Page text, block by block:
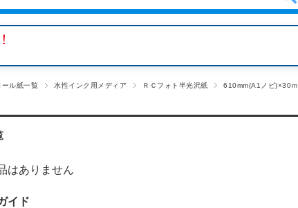
ール紙一覧 水性インク用メディア ＲＣフォト半光沢紙 610mm(A1ノビ)×30ｍ
はありません
イド